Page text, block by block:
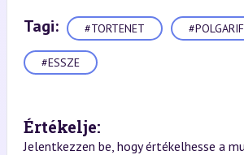
Tagi: #TORTENET
#ESSZE
Értékelje:
Jelentkezzen be, hogy értékelhesse a